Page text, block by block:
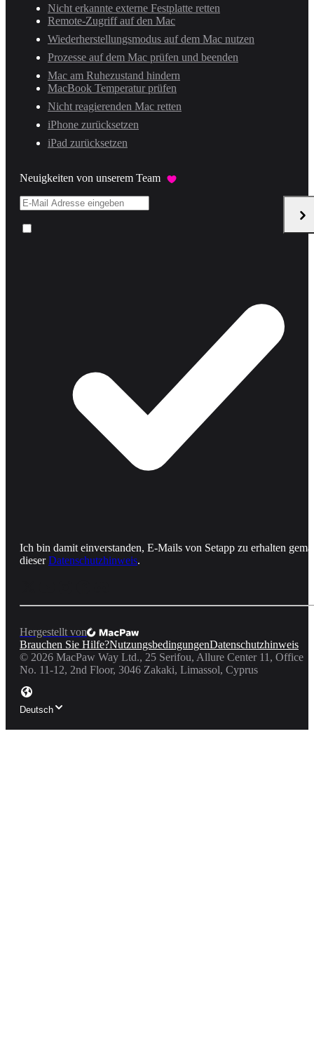
Nicht erkannte externe Festplatte retten
Remote-Zugriff auf den Mac
Wiederherstellungsmodus auf dem Mac nutzen
Prozesse auf dem Mac prüfen und beenden
Mac am Ruhezustand hindern
MacBook Temperatur prüfen
Nicht reagierenden Mac retten
iPhone zurücksetzen
iPad zurücksetzen
Neuigkeiten von unserem Team
Ich bin damit einverstanden, E-Mails von Setapp zu erhalten
dieser Datenschutzhinweis.
Hergestellt von
Brauchen Sie Hilfe?NutzungsbedingungenDatenschutzhinweis
© 2026 MacPaw Way Ltd., 25 Serifou, Allure Center 11, Office
No. 11-12, 2nd Floor, 3046 Zakaki, Limassol, Cyprus
Deutsch